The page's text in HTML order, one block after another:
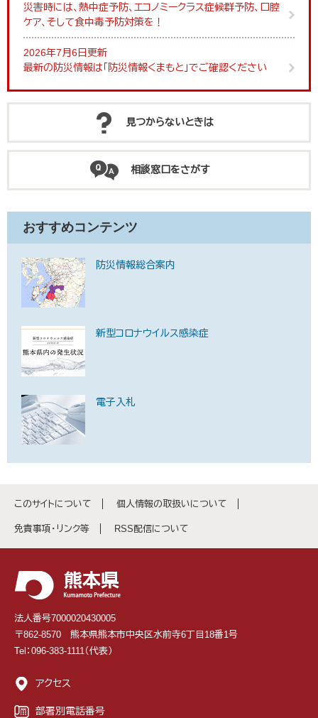
災害時には、熱中症予防、エコノミークラス症候群予防、口腔
ケア、そして食中毒予防対策を！
2026年7月6日更新
最新の防災情報は「防災情報くまもと」でご確認ください
見つからないときは
相談窓口をさがす
おすすめコンテンツ
防災情報総合案内
新型コロナウイルス感染症
電子入札
このサイトについて 個人情報の取扱いについて
免責事項・リンク等 RSS配信について
法人番号7000020430005
〒862-8570 熊本県熊本市中央区水前寺6丁目18番1号
Tel：096-383-1111（代表）
アクセス
部署別電話番号